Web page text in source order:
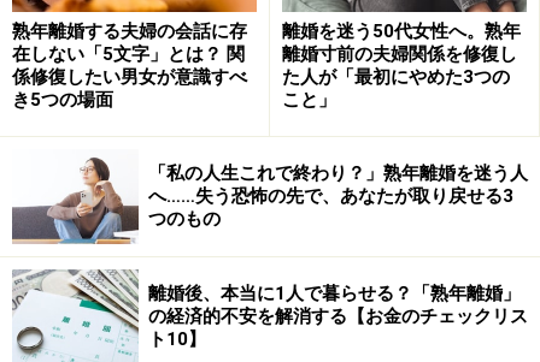
たとえば、実際にこんなケースがありました。
小学生のひとり息子がいるA子さん（42歳）は、結婚11
年目の専業主婦。5歳年上の夫は地元の名士で、息子が
「子煩悩な父親と、家族を献身的に支える妻」という、
絵に描いたようなおしどり夫婦に危機が訪れたのは、A
子さんの浮気が原因でした。治療のため歯科医院に通っ
ているうちに院長と親しく話す機会が増え、歯科医院以
外でも会う関係になったとのこと。いわゆる、W不倫で
熟年離婚する夫婦の会話に存
在しない「5文字」とは？ 関
係修復したい男女が意識すべ
き5つの場面
離婚を迷う50代女性へ。熟年
離婚寸前の夫婦関係を修復し
た人が「最初にやめた3つの
こと」
「私の人生これで終わり？」熟年離婚を迷う人
へ……失う恐怖の先で、あなたが取り戻せる3
つのもの
離婚後、本当に1人で暮らせる？「熟年離婚」
の経済的不安を解消する【お金のチェックリス
ト10】